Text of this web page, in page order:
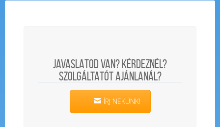
JAVASLATOD VAN? KÉRDEZNÉL?
SZOLGÁLTATÓT AJÁNLANÁL?
ÍRJ NEKÜNK!